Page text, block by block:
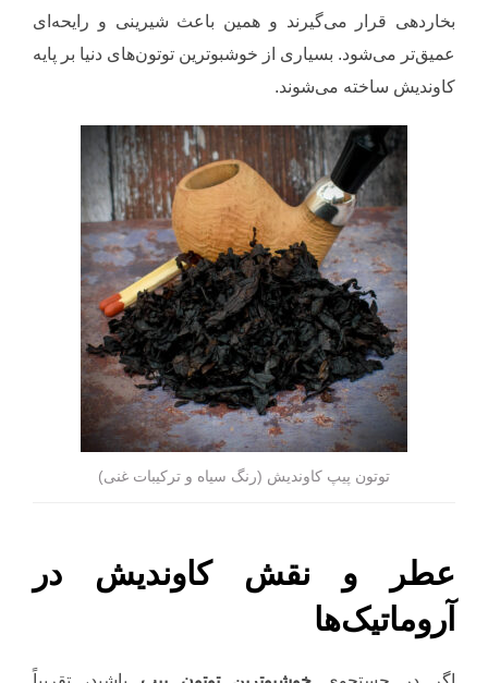
بخاردهی قرار می‌گیرند و همین باعث شیرینی و رایحه‌ای
عمیق‌تر می‌شود. بسیاری از خوشبوترین توتون‌های دنیا بر پایه
کاوندیش ساخته می‌شوند.
توتون پیپ کاوندیش (رنگ سیاه و ترکیبات غنی)
عطر و نقش کاوندیش در
آروماتیک‌ها